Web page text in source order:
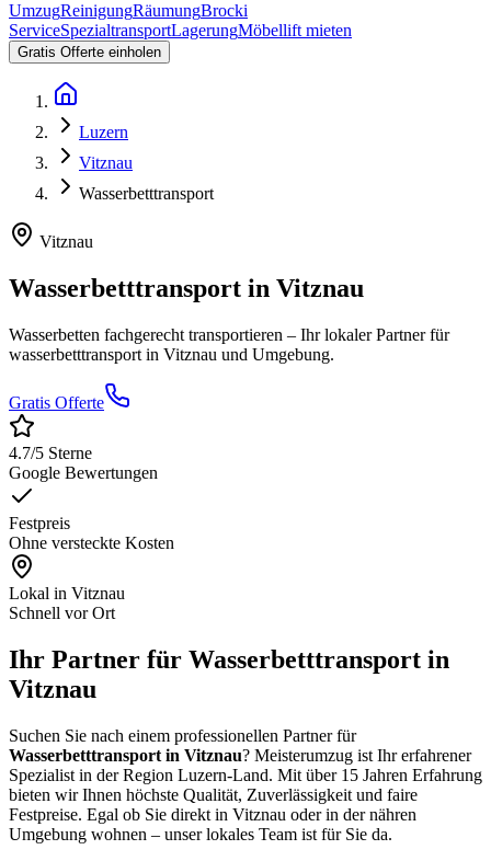
UmzugReinigungRäumungBrocki
ServiceSpezialtransportLagerungMöbellift mieten
Gratis Offerte einholen
Luzern
Vitznau
Wasserbetttransport
Vitznau
Wasserbetttransport in Vitznau
Wasserbetten fachgerecht transportieren – Ihr lokaler Partner für
wasserbetttransport in Vitznau und Umgebung.
Gratis Offerte
4.7/5 Sterne
Google Bewertungen
Festpreis
Ohne versteckte Kosten
Lokal in Vitznau
Schnell vor Ort
Ihr Partner für Wasserbetttransport in
Vitznau
Suchen Sie nach einem professionellen Partner für
Wasserbetttransport in Vitznau? Meisterumzug ist Ihr erfahrener
Spezialist in der Region Luzern-Land. Mit über 15 Jahren Erfahrung
bieten wir Ihnen höchste Qualität, Zuverlässigkeit und faire
Festpreise. Egal ob Sie direkt in Vitznau oder in der nähren
Umgebung wohnen – unser lokales Team ist für Sie da.